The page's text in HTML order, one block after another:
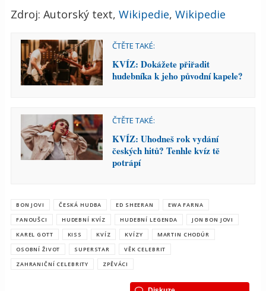
Zdroj: Autorský text, Wikipedie, Wikipedie
ČTĚTE TAKÉ:
KVÍZ: Dokážete přiřadit
hudebníka k jeho původní kapele?
ČTĚTE TAKÉ:
KVÍZ: Uhodneš rok vydání
českých hitů? Tenhle kvíz tě
potrápí
BON JOVI ČESKÁ HUDBA ED SHEERAN
EWA FARNA
FANOUŠCI
HUDEBNÍ KVÍZ HUDEBNÍ LEGENDA
JON BON JOVI
KAREL GOTT
KISS KVÍZ KVÍZY
MARTIN CHODÚR
OSOBNÍ ŽIVOT
SUPERSTAR
VĚK CELEBRIT
ZAHRANIČNÍ CELEBRITY
ZPĚVÁCI